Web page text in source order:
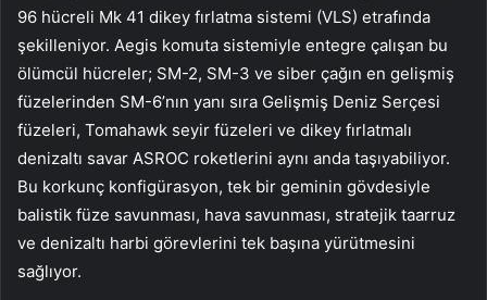
96 hücreli Mk 41 dikey fırlatma sistemi (VLS) etrafında
şekilleniyor. Aegis komuta sistemiyle entegre çalışan bu
ölümcül hücreler; SM-2, SM-3 ve siber çağın en gelişmiş
füzelerinden SM-6’nın yanı sıra Gelişmiş Deniz Serçesi
füzeleri, Tomahawk seyir füzeleri ve dikey fırlatmalı
denizaltı savar ASROC roketlerini aynı anda taşıyabiliyor.
Bu korkunç konfigürasyon, tek bir geminin gövdesiyle
balistik füze savunması, hava savunması, stratejik taarruz
ve denizaltı harbi görevlerini tek başına yürütmesini
sağlıyor.